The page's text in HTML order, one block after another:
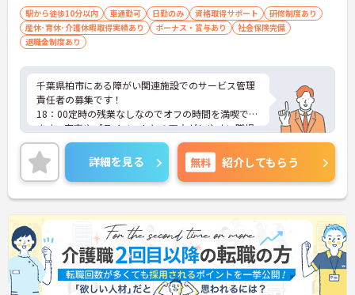
駅から徒歩10分以内 車通勤可 日勤のみ 資格取得サポート
研修制度あり
産休･育休･介護休暇取得実績あり
ボーナス・賞与あり
社会保険完備
退職金制度あり
千葉県柏市にある障がい関連施設でのサービス管理
責任者の募集です！
18：00定時の残業なしなのでオフの時間を満喫でき
ます。家事やプライベートとの両立がしやすい職場
です。
社外研修補助や資格取得支援制度などの福利厚生が
充実しているので、スキルアップを目指している方
にもおすすめの求人です◎
ご興味のある方には、面接対策ポイントなど、さら
に詳細をお話しいたしますのでお気軽にご相談くだ
さい！
詳細を見る 無料 紹介してもらう